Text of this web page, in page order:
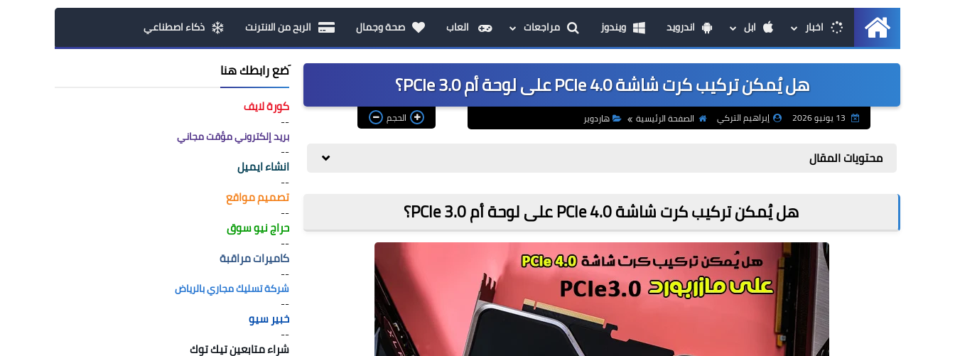
الرئيسيةاخبار ابل اندرويد ويندوز مراجعات العاب صحة وجمال الربح من الانترنت ذكاء اصطناعي
هل يُمكن تركيب كرت شاشة PCIe 4.0 على لوحة أم PCIe 3.0؟
إبراهيم التركي الصفحة الرئيسية هاردوير الحجم
محتويات المقال
هل يُمكن تركيب كرت شاشة PCIe 4.0 على لوحة أم PCIe 3.0؟
َضع رابطك هنا
كورة لايف
--
بريد إلكتروني مؤقت مجاني
--
انشاء ايميل
--
تصميم مواقع
--
حراج نيو سوق
--
كاميرات مراقبة
--
شركة تسليك مجاري بالرياض
--
خبير سيو
--
شراء متابعين تيك توك